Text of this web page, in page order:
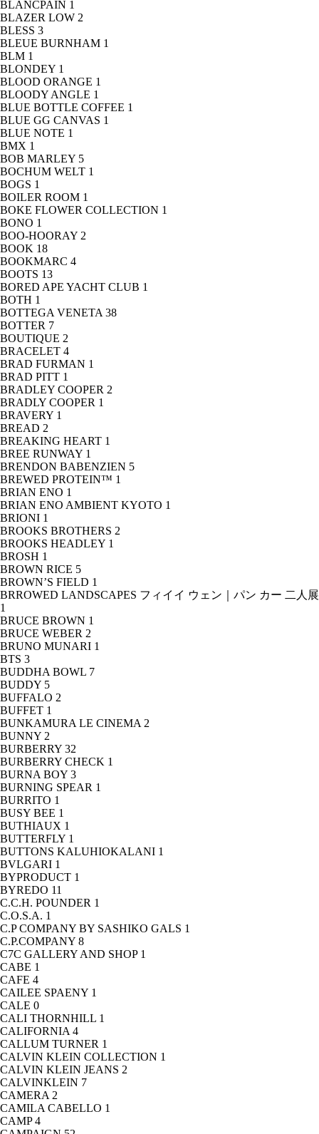
BLANCPAIN 1
BLAZER LOW 2
BLESS 3
BLEUE BURNHAM 1
BLM 1
BLONDEY 1
BLOOD ORANGE 1
BLOODY ANGLE 1
BLUE BOTTLE COFFEE 1
BLUE GG CANVAS 1
BLUE NOTE 1
BMX 1
BOB MARLEY 5
BOCHUM WELT 1
BOGS 1
BOILER ROOM 1
BOKE FLOWER COLLECTION 1
BONO 1
BOO-HOORAY 2
BOOK 18
BOOKMARC 4
BOOTS 13
BORED APE YACHT CLUB 1
BOTH 1
BOTTEGA VENETA 38
BOTTER 7
BOUTIQUE 2
BRACELET 4
BRAD FURMAN 1
BRAD PITT 1
BRADLEY COOPER 2
BRADLY COOPER 1
BRAVERY 1
BREAD 2
BREAKING HEART 1
BREE RUNWAY 1
BRENDON BABENZIEN 5
BREWED PROTEIN™ 1
BRIAN ENO 1
BRIAN ENO AMBIENT KYOTO 1
BRIONI 1
BROOKS BROTHERS 2
BROOKS HEADLEY 1
BROSH 1
BROWN RICE 5
BROWN’S FIELD 1
BRROWED LANDSCAPES フィイイ ウェン｜パン カー 二人展
1
BRUCE BROWN 1
BRUCE WEBER 2
BRUNO MUNARI 1
BTS 3
BUDDHA BOWL 7
BUDDY 5
BUFFALO 2
BUFFET 1
BUNKAMURA LE CINEMA 2
BUNNY 2
BURBERRY 32
BURBERRY CHECK 1
BURNA BOY 3
BURNING SPEAR 1
BURRITO 1
BUSY BEE 1
BUTHIAUX 1
BUTTERFLY 1
BUTTONS KALUHIOKALANI 1
BVLGARI 1
BYPRODUCT 1
BYREDO 11
C.C.H. POUNDER 1
C.O.S.A. 1
C.P COMPANY BY SASHIKO GALS 1
C.P.COMPANY 8
C7C GALLERY AND SHOP 1
CABE 1
CAFE 4
CAILEE SPAENY 1
CALE 0
CALI THORNHILL 1
CALIFORNIA 4
CALLUM TURNER 1
CALVIN KLEIN COLLECTION 1
CALVIN KLEIN JEANS 2
CALVINKLEIN 7
CAMERA 2
CAMILA CABELLO 1
CAMP4